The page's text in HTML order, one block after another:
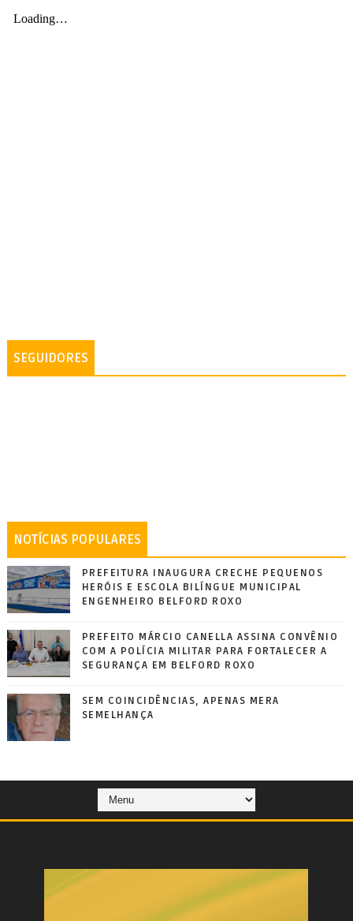
SEGUIDORES
NOTÍCIAS POPULARES
PREFEITURA INAUGURA CRECHE PEQUENOS
HERÓIS E ESCOLA BILÍNGUE MUNICIPAL
ENGENHEIRO BELFORD ROXO
PREFEITO MÁRCIO CANELLA ASSINA CONVÊNIO
COM A POLÍCIA MILITAR PARA FORTALECER A
SEGURANÇA EM BELFORD ROXO
SEM COINCIDÊNCIAS, APENAS MERA
SEMELHANÇA